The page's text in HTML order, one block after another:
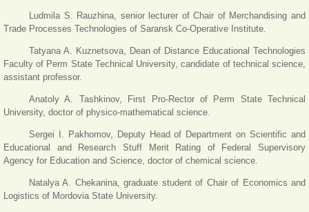
Ludmila S. Rauzhina, senior lecturer of Chair of Merchandising and
Trade Processes Technologies of Saransk Co-Operative Institute.
Tatyana A. Kuznetsova, Dean of Distance Educational Technologies
Faculty of Perm State Technical University, candidate of technical science,
assistant professor.
Anatoly A. Tashkinov, First Pro-Rector of Perm State Technical
University, doctor of physico-mathematical science.
Sergei I. Pakhomov, Deputy Head of Department on Scientific and
Educational and Research Stuff Merit Rating of Federal Supervisory
Agency for Education and Science, doctor of chemical science.
Natalya A. Chekanina, graduate student of Chair of Economics and
Logistics of Mordovia State University.